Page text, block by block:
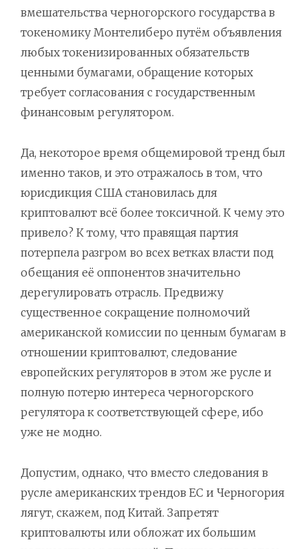
вмешательства черногорского государства в
токеномику Монтелиберо путём объявления
любых токенизированных обязательств
ценными бумагами, обращение которых
требует согласования с государственным
финансовым регулятором.
Да, некоторое время общемировой тренд был
именно таков, и это отражалось в том, что
юрисдикция США становилась для
криптовалют всё более токсичной. К чему это
привело? К тому, что правящая партия
потерпела разгром во всех ветках власти под
обещания её оппонентов значительно
дерегулировать отрасль. Предвижу
существенное сокращение полномочий
американской комиссии по ценным бумагам в
отношении криптовалют, следование
европейских регуляторов в этом же русле и
полную потерю интереса черногорского
регулятора к соответствующей сфере, ибо
уже не модно.
Допустим, однако, что вместо следования в
русле американских трендов ЕС и Черногория
лягут, скажем, под Китай. Запретят
криптовалюты или обложат их большим